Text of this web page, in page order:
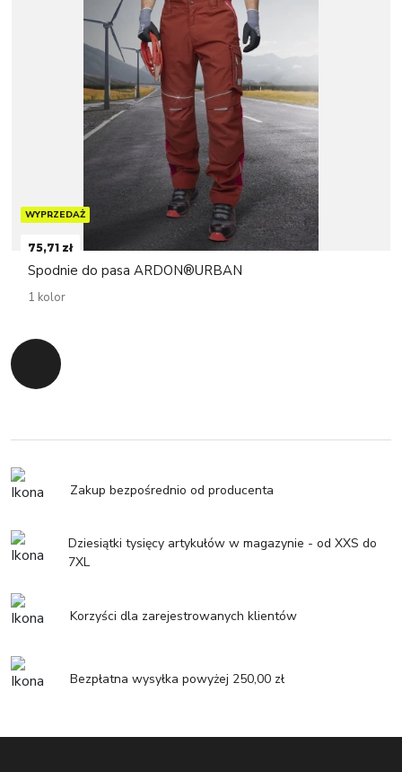
WYPRZEDAŻ
75,71 zł
Spodnie do pasa ARDON®URBAN
1 kolor
Powrót do początku
Zakup bezpośrednio od producenta
Dziesiątki tysięcy artykułów w magazynie - od XXS do
7XL
Korzyści dla zarejestrowanych klientów
Bezpłatna wysyłka powyżej 250,00 zł